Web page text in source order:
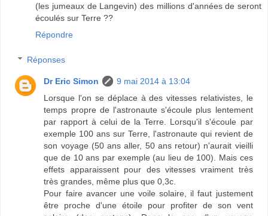
(les jumeaux de Langevin) des millions d'années de seront
écoulés sur Terre ??
Répondre
Réponses
Dr Eric Simon
9 mai 2014 à 13:04
Lorsque l'on se déplace à des vitesses relativistes, le
temps propre de l'astronaute s'écoule plus lentement
par rapport à celui de la Terre. Lorsqu'il s'écoule par
exemple 100 ans sur Terre, l'astronaute qui revient de
son voyage (50 ans aller, 50 ans retour) n'aurait vieilli
que de 10 ans par exemple (au lieu de 100). Mais ces
effets apparaissent pour des vitesses vraiment très
très grandes, même plus que 0,3c.
Pour faire avancer une voile solaire, il faut justement
être proche d'une étoile pour profiter de son vent